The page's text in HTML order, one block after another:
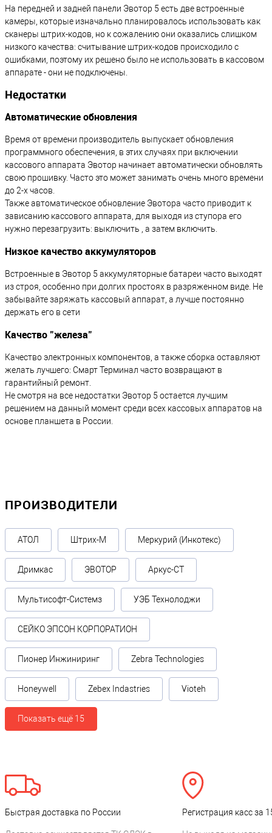
На передней и задней панели Эвотор 5 есть две встроенные
камеры, которые изначально планировалось использовать как
сканеры штрих-кодов, но к сожалению они оказались слишком
низкого качества: считывание штрих-кодов происходило с
ошибками, поэтому их решено было не использовать в кассовом
аппарате - они не подключены.
Недостатки
Автоматические обновления
Время от времени производитель выпускает обновления
программного обеспечения, в этих случаях при включении
кассового аппарата Эвотор начинает автоматически обновлять
свою прошивку. Часто это может занимать очень много времени
до 2-х часов.
Также автоматическое обновление Эвотора часто приводит к
зависанию кассового аппарата, для выходя из ступора его
нужно перезагрузить: выключить , а затем включить.
Низкое качество аккумуляторов
Встроенные в Эвотор 5 аккумуляторные батареи часто выходят
из строя, особенно при долгих простоях в разряженном виде. Не
забывайте заряжать кассовый аппарат, а лучше постоянно
держать его в сети
Качество "железа"
Качество электронных компонентов, а также сборка оставляют
желать лучшего: Смарт Терминал часто возвращают в
гарантийный ремонт.
Не смотря на все недостатки Эвотор 5 остается лучшим
решением на данный момент среди всех кассовых аппаратов на
основе планшета в России.
ПРОИЗВОДИТЕЛИ
АТОЛ Штрих-М Меркурий (Инкотекс)
Дримкас ЭВОТОР Аркус-СТ
Мультисофт-Системз УЭБ Технолоджи
СЕЙКО ЭПСОН КОРПОРАТИОН
Пионер Инжиниринг Zebra Technologies
Honeywell Zebex Indastries Vioteh
Показать ещё 15
Быстрая доставка по России Регистрация касс за